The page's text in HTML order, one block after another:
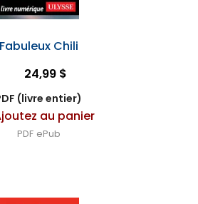
Fabuleux Chili
24,99 $
(livre entier)
au panier
PDF ePub